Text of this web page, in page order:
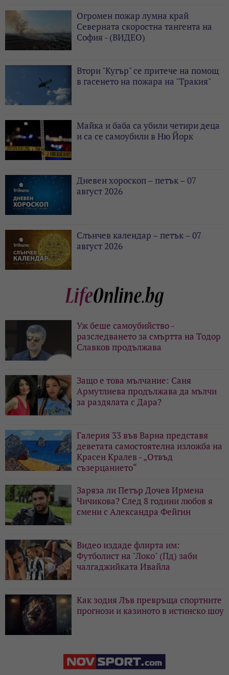
Огромен пожар лумна край
Северната скоростна тангента на
София - (ВИДЕО)
Втори "Кугър" се притече на помощ
в гасенето на пожара на "Тракия"
Майка и баба са убили четири деца
и са се самоубили в Ню Йорк
Дневен хороскоп – петък – 07
август 2026
Слънчев календар – петък – 07
август 2026
Уж беше самоубийство -
разследването за смъртта на Тодор
Славков продължава
Защо е това мълчание: Саня
Армутлиева продължава да мълчи
за раздялата с Дара?
Галерия 33 във Варна представя
деветата самостоятелна изложба на
Красен Кралев - „Отвъд
съзерцанието“
Заряза ли Петър Дочев Ирмена
Чичикова? След 8 години любов я
смени с Александра Фейгин
Видео издаде флирта им:
Футболист на "Локо" (Пд) заби
чалгаджийката Ивайла
Как зодия Лъв превръща спортните
прогнози и казиното в истинско шоу